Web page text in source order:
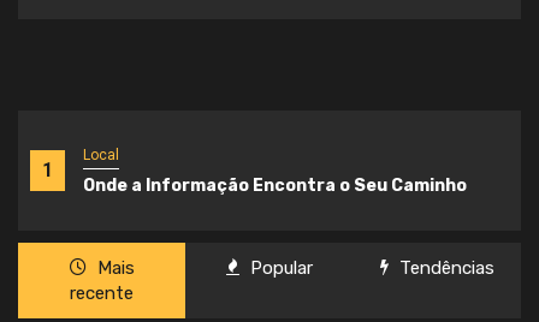
1
Local
Onde a Informação Encontra o Seu Caminho
Mais
recente
Popular Tendências